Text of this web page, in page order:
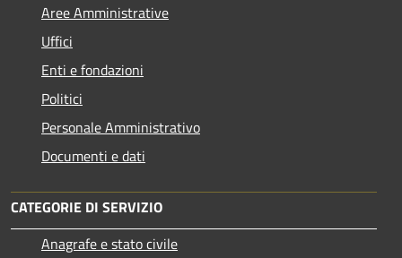
Aree Amministrative
Uffici
Enti e fondazioni
Politici
Personale Amministrativo
Documenti e dati
CATEGORIE DI SERVIZIO
Anagrafe e stato civile